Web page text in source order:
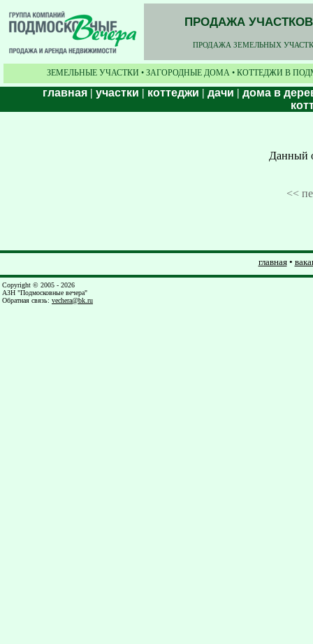
ПРОДАЖА
ПРОДАЖА ЗЕМЕЛЬНЫХ
ЗЕМЕЛЬНЫЕ УЧАСТКИ • ЗАГОРОДНЫЕ ДОМА • КОТТЕДЖИ В
главная | участки | коттеджи | дачи | дома в
Данный
<<
главная•
Copyright © 2005 - 2026
АЗН "Подмосковные вечера"
Обратная связь: vechera@bk.ru